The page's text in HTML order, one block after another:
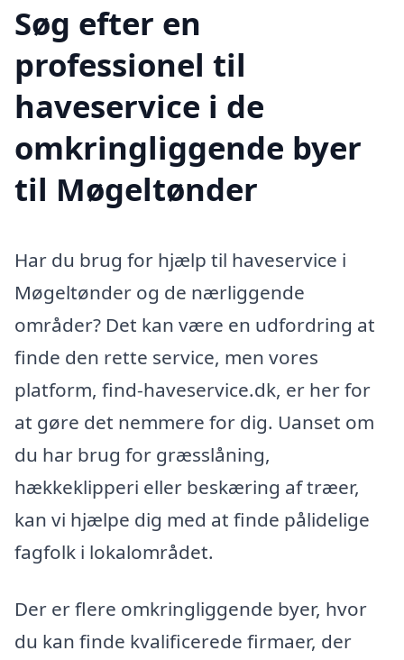
Søg efter en
professionel til
haveservice i de
omkringliggende byer
til Møgeltønder
Har du brug for hjælp til haveservice i
Møgeltønder og de nærliggende
områder? Det kan være en udfordring at
finde den rette service, men vores
platform, find-haveservice.dk, er her for
at gøre det nemmere for dig. Uanset om
du har brug for græsslåning,
hækkeklipperi eller beskæring af træer,
kan vi hjælpe dig med at finde pålidelige
fagfolk i lokalområdet.
Der er flere omkringliggende byer, hvor
du kan finde kvalificerede firmaer, der